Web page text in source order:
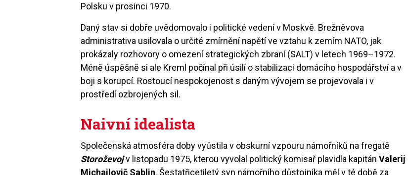
Polsku v prosinci 1970.
Daný stav si dobře uvědomovalo i politické vedení v Moskvě. Brežněvova
administrativa usilovala o určité zmírnění napětí ve vztahu k zemím NATO, jak
prokázaly rozhovory o omezení strategických zbraní (SALT) v letech 1969–1972.
Méně úspěšně si ale Kreml počínal při úsilí o stabilizaci domácího hospodářství a v
boji s korupcí. Rostoucí nespokojenost s daným vývojem se projevovala i v
prostředí ozbrojených sil.
Naivní idealista
Společenská atmosféra doby vyústila v obskurní vzpouru námořníků na fregatě
Storoževojv listopadu 1975, kterou vyvolal politický komisař plavidla kapitánValerij
Michajlovič Sablin. Šestatřicetiletý syn námořního důstojníka měl v té době za